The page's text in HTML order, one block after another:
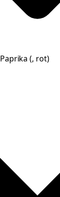
Paprika (, rot)